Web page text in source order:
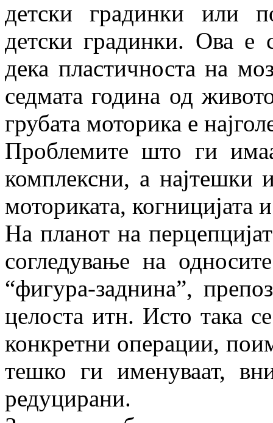
детски градинки или
детски градинки. Ова е
дека пластичноста на
седмата година од
грубата моторика е
Проблемите што ги
комплексни, а најтешки
моториката, когницијата
На планот на
согледување на
“фигура-заднина”,
целоста итн. Исто така
конкретни операции,
тешко ги именуваат,
редуцирани.